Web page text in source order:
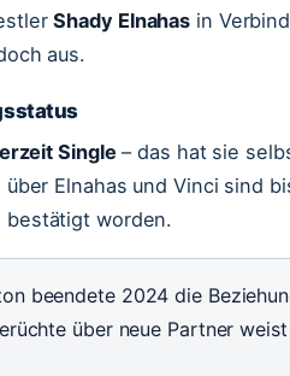
Shady Elnahas in
aus.
Single– das hat sie
Elnahas und Vinci sind
worden.
beendete 2024 die
über neue Partner